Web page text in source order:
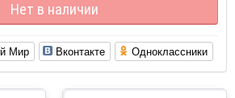
Нет в наличии
Мир Вконтакте Одноклассники